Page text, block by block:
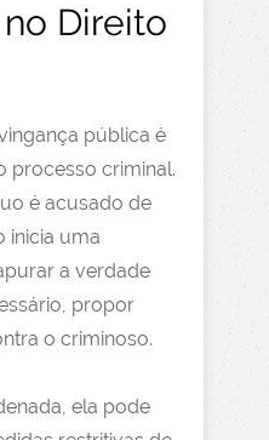
Direito
pública é
processo criminal.
é acusado de
inicia uma
a verdade
propor
o criminoso.
ela pode